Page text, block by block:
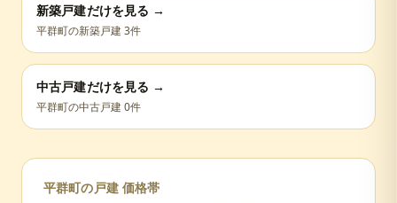
新築戸建だけを見る →
平群町の新築戸建3件
中古戸建だけを見る →
平群町の中古戸建0件
平群町の戸建 価格帯